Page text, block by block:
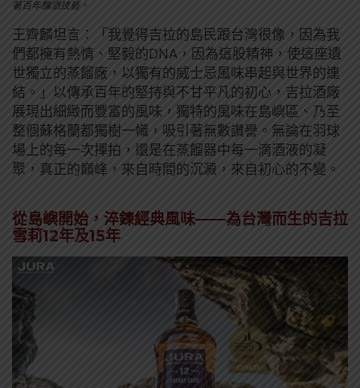
著百年釀酒技藝。
王齊麟坦言：「我覺得吉拉的島民跟台灣很像，因為我
們都擁有熱情、堅毅的DNA，因為這股精神，使這座遺
世獨立的蒸餾廠，以獨有的威士忌風味串起與世界的連
結。」以傳承百年的堅持與不甘平凡的初心，吉拉酒廠
展現出細緻而豐富的風味，獨特的風味在島嶼區、乃至
整個蘇格蘭都獨樹一幟，吸引著無數讚譽。無論在羽球
場上的每一次揮拍，還是在蒸餾器中每一滴酒液的凝
聚，真正的巔峰，來自時間的沉澱，來自初心的不變。
從島嶼開始，淬鍊經典風味——為台灣而生的吉拉
雪莉12年及15年